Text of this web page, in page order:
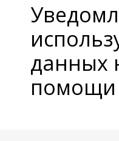
данных
помощи